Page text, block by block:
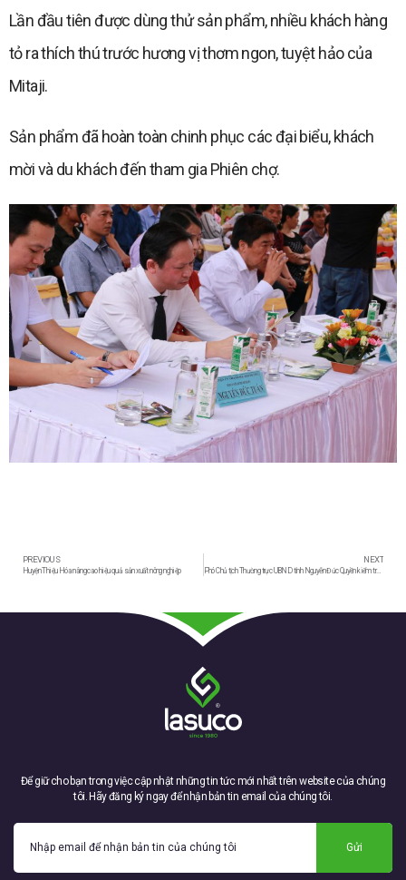
Lần đầu tiên được dùng thử sản phẩm, nhiều khách hàng
tỏ ra thích thú trước hương vị thơm ngon, tuyệt hảo của
Mitaji.
Sản phẩm đã hoàn toàn chinh phục các đại biểu, khách
mời và du khách đến tham gia Phiên chợ.
PREVIOUS
Huyện Thiệu Hóa nâng cao hiệu quả sản xuất nông nghiệp
NEXT
Phó Chủ tịch Thường trực UBND tỉnh Nguyễn Đức Quyền kiểm tra tiến độ thực hiện một số dự án đầu tư của Công ty CP Mía đường Lam Sơn.
Để giữ cho bạn trong việc cập nhật những tin tức mới nhất trên website của chúng
tôi. Hãy đăng ký ngay để nhận bản tin email của chúng tôi.
Gửi